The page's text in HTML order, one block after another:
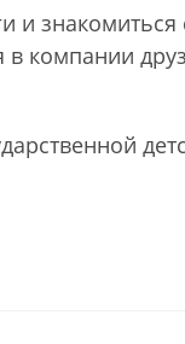
и
компании